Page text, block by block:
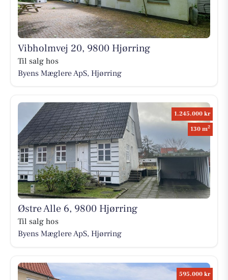
Vibholmvej 20, 9800 Hjørring
Til salg hos
Byens Mæglere ApS, Hjørring
1.245.000 kr
130 m2
Østre Alle 6, 9800 Hjørring
Til salg hos
Byens Mæglere ApS, Hjørring
595.000 kr